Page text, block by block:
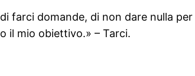
farci domande, di non dare nulla
il mio obiettivo.» – Tarci.